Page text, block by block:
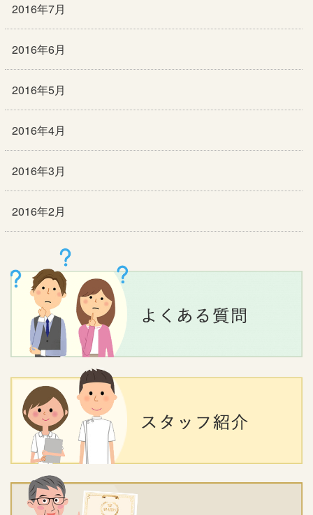
2016年7月
2016年6月
2016年5月
2016年4月
2016年3月
2016年2月